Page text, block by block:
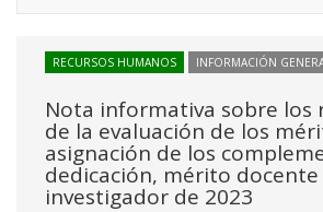
RECURSOS HUMANOS INFORMACIÓN
Nota informativa sobre los
de la evaluación de los
asignación de los
dedicación, mérito
investigador de 2023